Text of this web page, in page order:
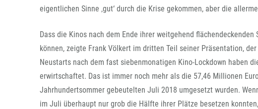
eigentlichen Sinne ‚gut‘ durch die Krise gekommen, aber die
Dass die Kinos nach dem Ende ihrer weitgehend
können, zeigte Frank Völkert im dritten Teil seiner Präsentation,
Neustarts nach dem fast siebenmonatigen Kino-Lockdown haben
erwirtschaftet. Das ist immer noch mehr als die 57,46 Millionen
Jahrhundertsommer gebeutelten Juli 2018 umgesetzt wurden.
im Juli überhaupt nur grob die Hälfte ihrer Plätze besetzen